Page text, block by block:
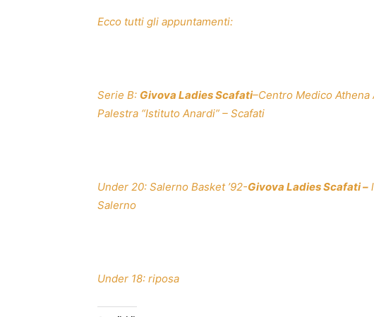
Ecco tutti gli appuntamenti:
Serie B: Givova Ladies Scafati–Centro Medico
Palestra “Istituto Anardi” – Scafati
Under 20: Salerno Basket ’92-Givova Ladies Scafati –
Salerno
Under 18: riposa